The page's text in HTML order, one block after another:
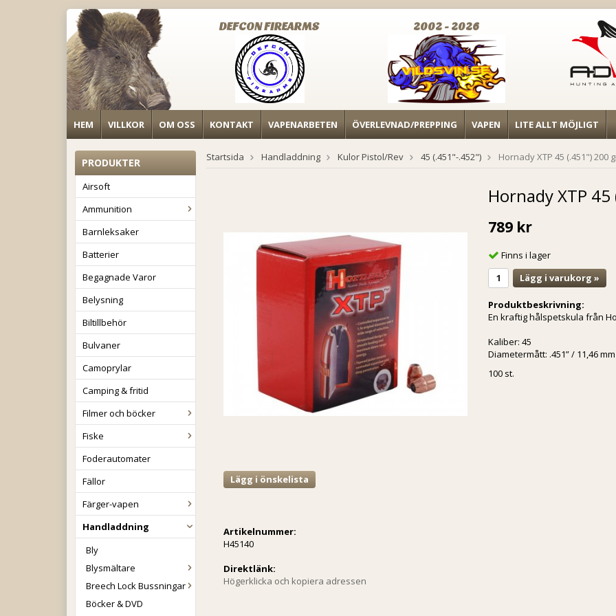
DEFCON FIREARMS 2002 - 2026
HEM VILLKOR OM OSS KONTAKT VAPENARBETEN ÖVERLEVNAD/PREPPING VAPEN LITE ALLT MÖJLIGT
PRODUKTER
Airsoft
Ammunition
Barnleksaker
Batterier
Begagnade Varor
Belysning
Biltillbehör
Bulvaner
Camoprylar
Camping & fritid
Filmer och böcker
Fiske
Foderautomater
Fällor
Färger-vapen
Handladdning
Bly
Blysmältare
Breech Lock Bussningar
Böcker & DVD
Startsida Handladdning Kulor Pistol/Rev 45 (.451"-.452") Hornady XTP 45 (.451") 200
Lägg i önskelista
Artikelnummer:
H45140
Direktlänk:
Högerklicka och kopiera adressen
Hornady XTP
789 kr
Finns i lager
Lägg i varukorg »
Produktbeskrivning:
En kraftig hålspetskula från
Kaliber: 45
Diametermått: .451” / 11,46 mm
100 st.